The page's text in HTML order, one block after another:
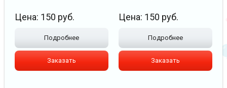
Цена: 150 руб.
Подробнее
Заказать
Цена: 150 руб.
Подробнее
Заказать